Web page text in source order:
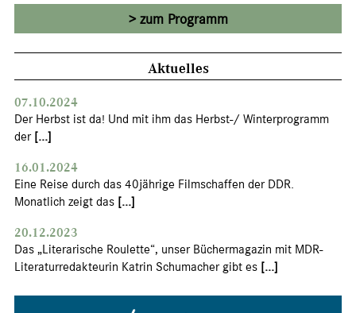
zum Programm
Aktuelles
07.10.2024
Der Herbst ist da! Und mit ihm das Herbst-/ Winterprogramm
der [...]
16.01.2024
Eine Reise durch das 40jährige Filmschaffen der DDR.
Monatlich zeigt das [...]
20.12.2023
Das „Literarische Roulette“, unser Büchermagazin mit MDR-
Literaturredakteurin Katrin Schumacher gibt es [...]